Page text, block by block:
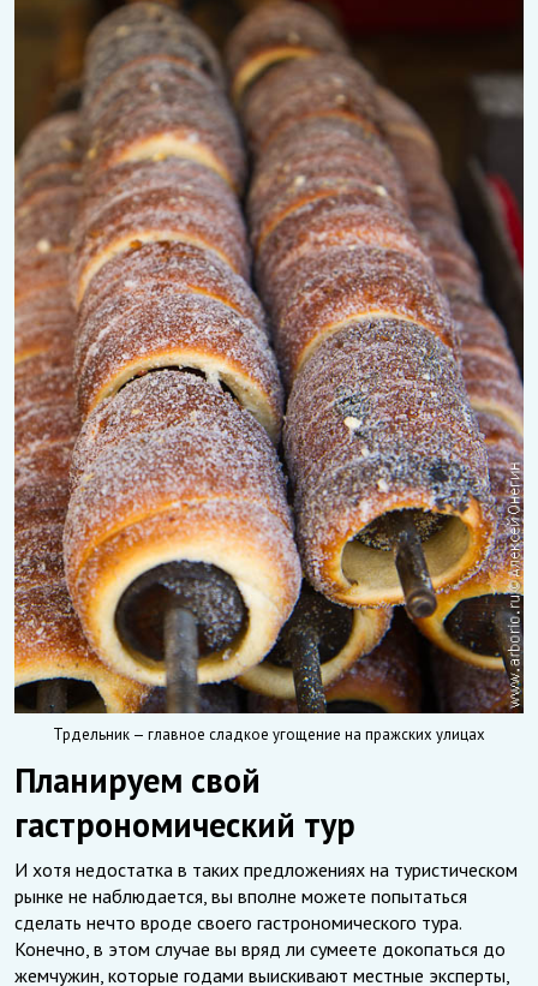
Трдельник — главное сладкое угощение на пражских улицах
Планируем свой
гастрономический тур
И хотя недостатка в таких предложениях на туристическом
рынке не наблюдается, вы вполне можете попытаться
сделать нечто вроде своего гастрономического тура.
Конечно, в этом случае вы вряд ли сумеете докопаться до
жемчужин, которые годами выискивают местные эксперты,